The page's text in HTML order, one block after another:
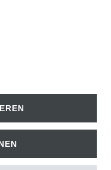
vorbehalten.